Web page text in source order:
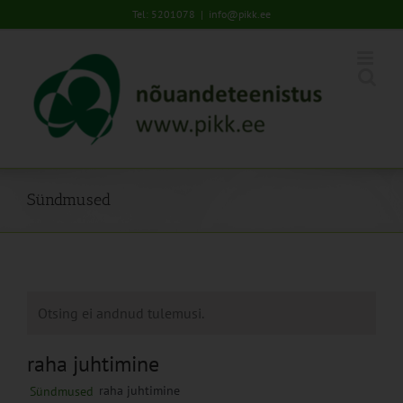
to
Tel: 5201078 | info@pikk.ee
Sündmused
Otsing ei andnud tulemusi.
raha juhtimine
Sündmused raha juhtimine